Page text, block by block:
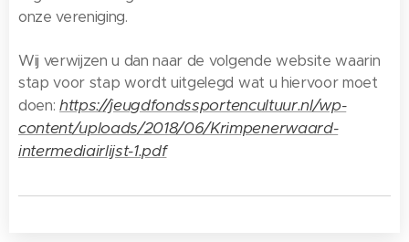
onze vereniging.
Wij verwijzen u dan naar de volgende website waarin
stap voor stap wordt uitgelegd wat u hiervoor moet
doen:https://jeugdfondssportencultuur.nl/wp-
content/uploads/2018/06/Krimpenerwaard-
intermediairlijst-1.pdf